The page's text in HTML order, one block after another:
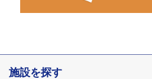
施設を探す